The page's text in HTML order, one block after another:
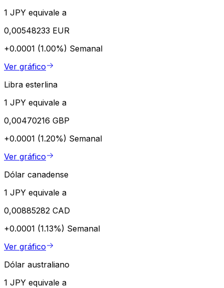
1 JPY equivale a
0,00548233 EUR
+0.0001 (1.00%) Semanal
Ver gráfico
Libra esterlina
1 JPY equivale a
0,00470216 GBP
+0.0001 (1.20%) Semanal
Ver gráfico
Dólar canadense
1 JPY equivale a
0,00885282 CAD
+0.0001 (1.13%) Semanal
Ver gráfico
Dólar australiano
1 JPY equivale a